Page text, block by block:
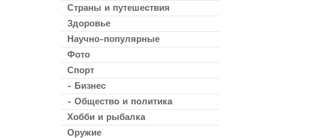
Страны и путешествия
Здоровье
Научно-популярные
Фото
Спорт
- Бизнес
- Общество и политика
Хобби и рыбалка
Оружие